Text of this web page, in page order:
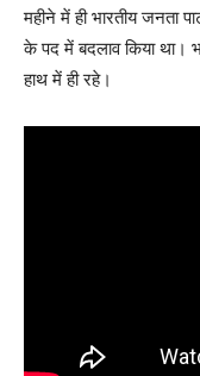
महीने में ही भारतीय जनता
के पद में बदलाव किया था।
हाथ में ही रहे।